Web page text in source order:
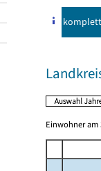
komplett
Einwohner am